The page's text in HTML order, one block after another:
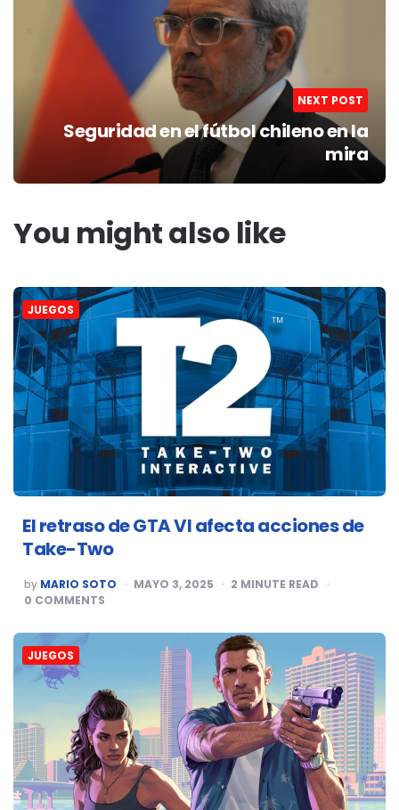
NEXT POST
Seguridad en el fútbol chileno en la
mira
You might also like
JUEGOS
El retraso de GTA VI afecta acciones de
Take-Two
POSTED
BY
by MARIO SOTO MAYO 3, 2025 2 MINUTE READ
0 COMMENTS
JUEGOS